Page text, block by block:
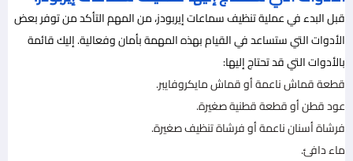
قبل البدء في عملية تنظيف سماعات إيربودز، من المهم التأكد من توفر بعض
الأدوات التي ستساعد في القيام بهذه المهمة بأمان وفعالية. إليك قائمة
بالأدوات التي قد تحتاج إليها:
قطعة قماش ناعمة أو قماش مايكروفايبر.
عود قطن أو قطعة قطنية صغيرة.
فرشاة أسنان ناعمة أو فرشاة تنظيف صغيرة.
ماء دافئ.